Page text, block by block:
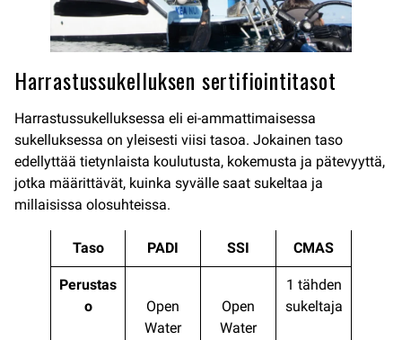
Harrastussukelluksen sertifiointitasot
Harrastussukelluksessa eli ei-ammattimaisessa
sukelluksessa on yleisesti viisi tasoa. Jokainen taso
edellyttää tietynlaista koulutusta, kokemusta ja pätevyyttä,
jotka määrittävät, kuinka syvälle saat sukeltaa ja
millaisissa olosuhteissa.
Taso PADI SSI CMAS
Perustas
o
Open
Water
Open
Water
1 tähden
sukeltaja